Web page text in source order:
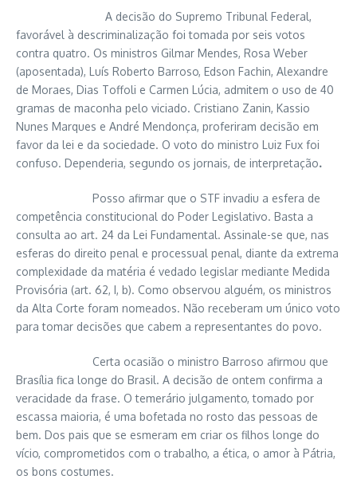
A decisão do Supremo Tribunal Federal,
favorável à descriminalização foi tomada por seis votos
contra quatro. Os ministros Gilmar Mendes, Rosa Weber
(aposentada), Luís Roberto Barroso, Edson Fachin, Alexandre
de Moraes, Dias Toffoli e Carmen Lúcia, admitem o uso de 40
gramas de maconha pelo viciado. Cristiano Zanin, Kassio
Nunes Marques e André Mendonça, proferiram decisão em
favor da lei e da sociedade. O voto do ministro Luiz Fux foi
confuso. Dependeria, segundo os jornais, de interpretação.
Posso afirmar que o STF invadiu a esfera de
competência constitucional do Poder Legislativo. Basta a
consulta ao art. 24 da Lei Fundamental. Assinale-se que, nas
esferas do direito penal e processual penal, diante da extrema
complexidade da matéria é vedado legislar mediante Medida
Provisória (art. 62, I, b). Como observou alguém, os ministros
da Alta Corte foram nomeados. Não receberam um único voto
para tomar decisões que cabem a representantes do povo.
Certa ocasião o ministro Barroso afirmou que
Brasília fica longe do Brasil. A decisão de ontem confirma a
veracidade da frase. O temerário julgamento, tomado por
escassa maioria, é uma bofetada no rosto das pessoas de
bem. Dos pais que se esmeram em criar os filhos longe do
vício, comprometidos com o trabalho, a ética, o amor à Pátria,
os bons costumes.